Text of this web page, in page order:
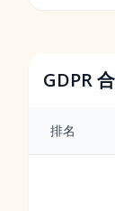
GDPR
排名